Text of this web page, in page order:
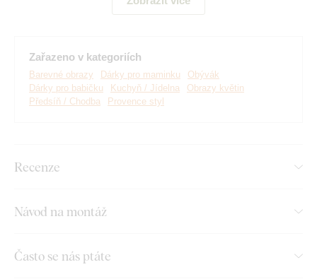
nejkvalitnější barvy na trhu
. Motiv tiskneme přímo na desku
motiv.
Zařazeno v kategoriích
Barevné obrazy Dárky pro maminku
Obývák
Dárky pro babičku
Kuchyň / Jídelna
Obrazy květin
Předsíň / Chodba
Provence styl
Recenze
Návod na montáž
Často se nás ptáte